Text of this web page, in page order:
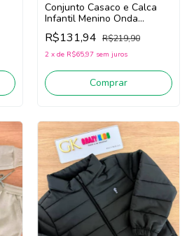
Conjunto Casaco e Calca
Infantil Menino Onda
Marinha 1261060 (Marinho)
R$131,94 R$219,90
2 x de R$65,97 sem juros
Comprar